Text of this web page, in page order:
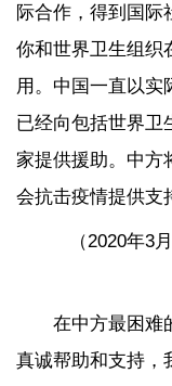
际合作，得到国际
你和世界卫生组织
用。中国一直以实
已经向包括世界卫
家提供援助。中方
会抗击疫情提供支
（2020年3
在中方最困难
真诚帮助和支持，